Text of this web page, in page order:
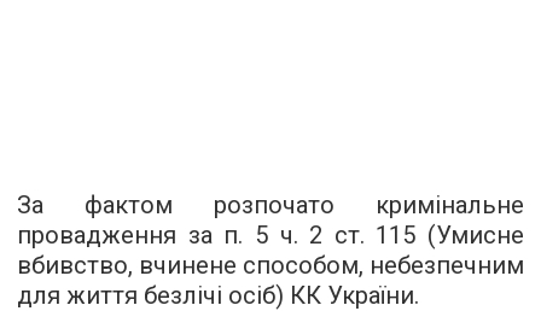
За фактом розпочато кримінальне
провадження за п. 5 ч. 2 ст. 115 (Умисне
вбивство, вчинене способом, небезпечним
для життя безлічі осіб) КК України.